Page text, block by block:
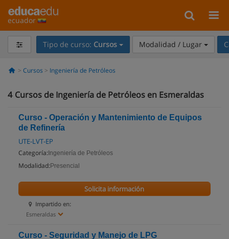
ecuador
Tipo de curso: Cursos Modalidad / Lugar
Cursos Ingeniería de Petróleos
4 Cursos de Ingeniería de Petróleos en Esmeraldas
Curso - Operación y Mantenimiento de Equipos
de Refinería
UTE-LVT-EP
Categoría: Ingeniería de Petróleos
Modalidad: Presencial
Impartido en:
Esmeraldas
Solicita información
Curso - Seguridad y Manejo de LPG